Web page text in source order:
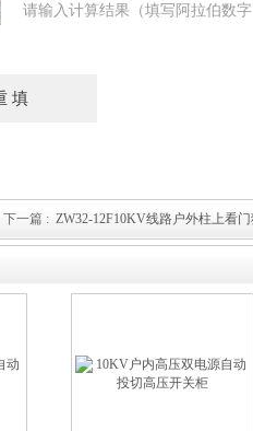
请输入计算结果（填写阿拉伯数
一篇 : ZW32-12F10KV线路户外柱上看